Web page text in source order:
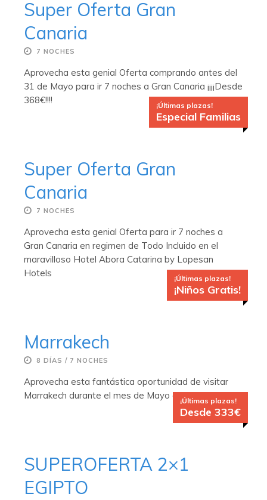
Super Oferta Gran
Canaria
7 NOCHES
Aprovecha esta genial Oferta comprando antes del
31 de Mayo para ir 7 noches a Gran Canaria ¡¡¡¡Desde
368€!!!!
¡Últimas plazas!
Especial Familias
Super Oferta Gran
Canaria
7 NOCHES
Aprovecha esta genial Oferta para ir 7 noches a
Gran Canaria en regimen de Todo Incluido en el
maravilloso Hotel Abora Catarina by Lopesan
Hotels
¡Últimas plazas!
¡Niños Gratis!
Marrakech
8 DÍAS / 7 NOCHES
Aprovecha esta fantástica oportunidad de visitar
Marrakech durante el mes de Mayo del 2019¡Últimas plazas!
Desde 333€
SUPEROFERTA 2×1
EGIPTO